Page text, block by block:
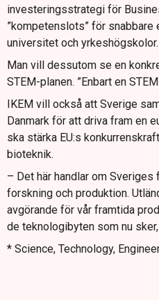
investeringsstrategi för
”kompetenslots” för
universitet och yrkeshögskolor.
Man vill dessutom se en
STEM-planen. ”Enbart en
IKEM vill också att Sverige
Danmark för att driva fram en
ska stärka EU:s
bioteknik.
– Det här handlar om Sveriges
forskning och produktion.
avgörande för vår framtida
de teknologibyten som nu
* Science, Technology,